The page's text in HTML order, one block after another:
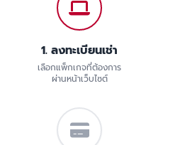
1. ลงทะเบียนเช่า
เลือกแพ็กเกจที่ต้องการ
ผ่านหน้าเว็บไซต์